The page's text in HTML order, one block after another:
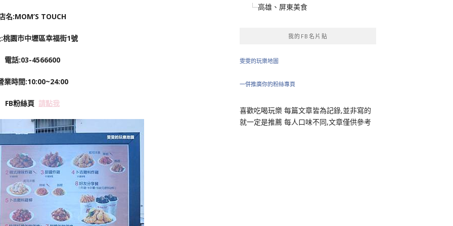
名:MOM’S TOUCH
桃園市中壢區幸福街1號
電話:03-4566600
業時間:10:00~24:00
FB粉絲頁 請點我
高雄、屏東美食
我的FB名片貼
雯雯的玩樂地圖
一併推廣你的粉絲專頁
喜歡吃喝玩樂 每篇文章皆為記錄,並非寫的
就一定是推薦 每人口味不同,文章僅供參考